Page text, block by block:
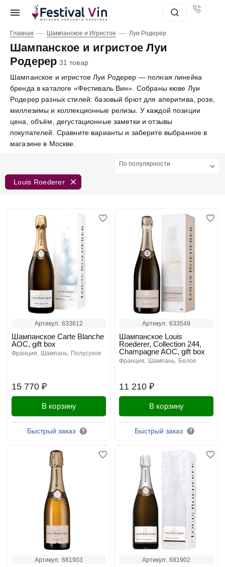
Главная — Шампанское и Игристое — Луи Рoдерер
Шампанское и игристое Луи
Рoдерер 31 товар
Шампанское и игристое Луи Рoдерер — полная линейка
бренда в каталоге «Фестиваль Вин». Собраны кюве Луи
Рoдерер разных стилей: базовый брют для аперитива, розе,
миллезимы и коллекционные релизы. У каждой позиции
цена, объём, дегустационные заметки и отзывы
покупателей. Сравните варианты и заберите выбранное в
магазине в Москве.
По популярности
Louis Roederer
Артикул: 633612
15 770 ₽
Шампанское Carte Blanche
AOC, gift box
франция шампань полусухое
В корзину
Быстрый заказ
Артикул: 633549
11 210 ₽
Шампанское Louis
Roederer, Collection 244,
Champagne AOC, gift box
франция шампань белое
В корзину
Быстрый заказ
Артикул: 681903 Артикул: 681902